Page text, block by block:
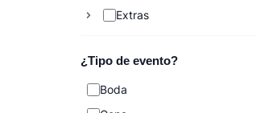
Extras
¿Tipo de evento?
Boda